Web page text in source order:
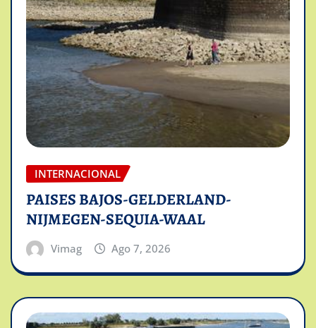
INTERNACIONAL
PAISES BAJOS-GELDERLAND-
NIJMEGEN-SEQUIA-WAAL
Vimag Ago 7, 2026